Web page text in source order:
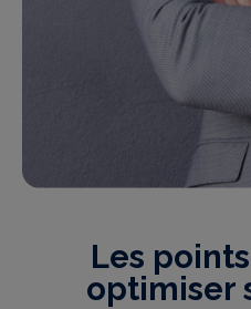
Les
optimiser